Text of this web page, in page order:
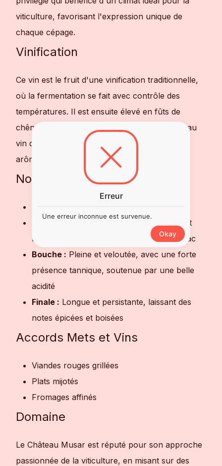
viticulture, favorisant l'expression unique de
chaque cépage.
Vinification
Ce vin est le fruit d'une vinification traditionnelle,
où la fermentation se fait avec contrôle des
températures. Il est ensuite élevé en fûts de
chêne pendant plusieurs années, permettant au
vin de se complexifier et d'approfondir ses
arômes.
Notes de dégustation
Robe :Rouge profond et intense
Un bouquet riche de fruits rouges et
noirs, nuances d'épices, de cuir et de tabac
Bouche : Pleine et veloutée, avec une forte
présence tannique, soutenue par une belle
acidité
Finale : Longue et persistante, laissant des
notes épicées et boisées
Accords Mets et Vins
Viandes rouges grillées
Plats mijotés
Fromages affinés
Domaine
Le Château Musar est réputé pour son approche
passionnée de la viticulture, en misant sur des
Erreur
Une erreur inconnue est survenue.
Okay